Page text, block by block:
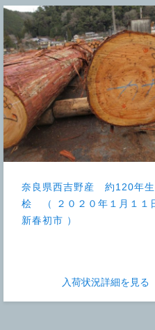
奈良県西吉野産 約120年生
桧 （ ２０２０年１月１１
新春初市 ）
入荷状況詳細を見る